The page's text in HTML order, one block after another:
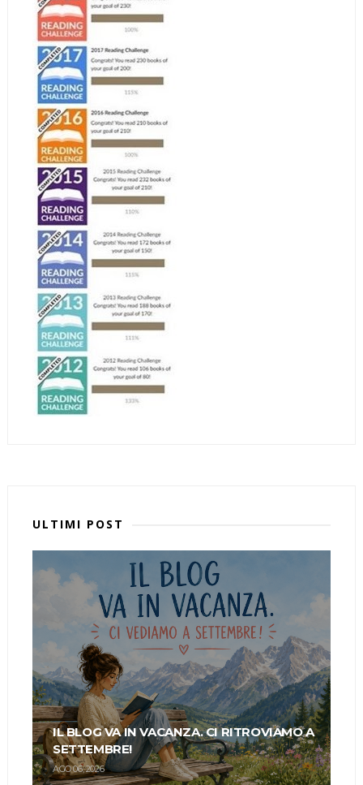
ULTIMI POST
IL BLOG VA IN VACANZA. CI RITROVIAMO A
SETTEMBRE!
AGO 06, 2026